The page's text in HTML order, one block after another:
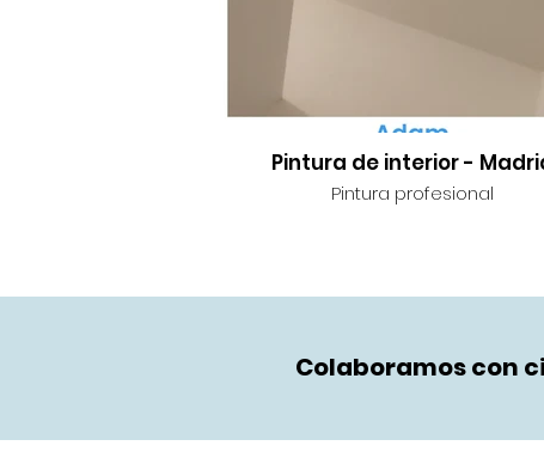
Pintura de interior -
Pintura profesional
Colaboramos con